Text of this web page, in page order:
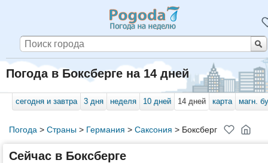
Погода в Боксберге на 14 дней
сегодня и завтра 3 дня неделя 10 дней 14 дней карта магн.
Погода > Страны> Германия > Саксония > Боксберг
Сейчас в Боксберге